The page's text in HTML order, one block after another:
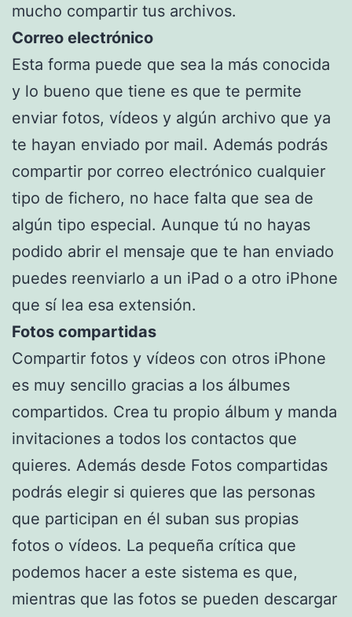
mucho compartir tus archivos.
Correo electrónico
Esta forma puede que sea la más conocida
y lo bueno que tiene es que te permite
enviar fotos, vídeos y algún archivo que ya
te hayan enviado por mail. Además podrás
compartir por correo electrónico cualquier
tipo de fichero, no hace falta que sea de
algún tipo especial. Aunque tú no hayas
podido abrir el mensaje que te han enviado
puedes reenviarlo a un iPad o a otro iPhone
que sí lea esa extensión.
Fotos compartidas
Compartir fotos y vídeos con otros iPhone
es muy sencillo gracias a los álbumes
compartidos. Crea tu propio álbum y manda
invitaciones a todos los contactos que
quieres. Además desde Fotos compartidas
podrás elegir si quieres que las personas
que participan en él suban sus propias
fotos o vídeos. La pequeña crítica que
podemos hacer a este sistema es que,
mientras que las fotos se pueden descargar